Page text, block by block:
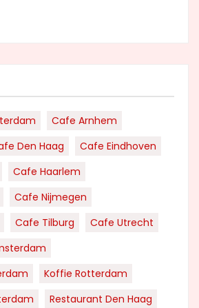
Cafe Arnhem
Den Haag
Cafe Eindhoven
Cafe Haarlem
Cafe Nijmegen
Cafe Tilburg
Cafe Utrecht
Koffie Rotterdam
Restaurant Den Haag